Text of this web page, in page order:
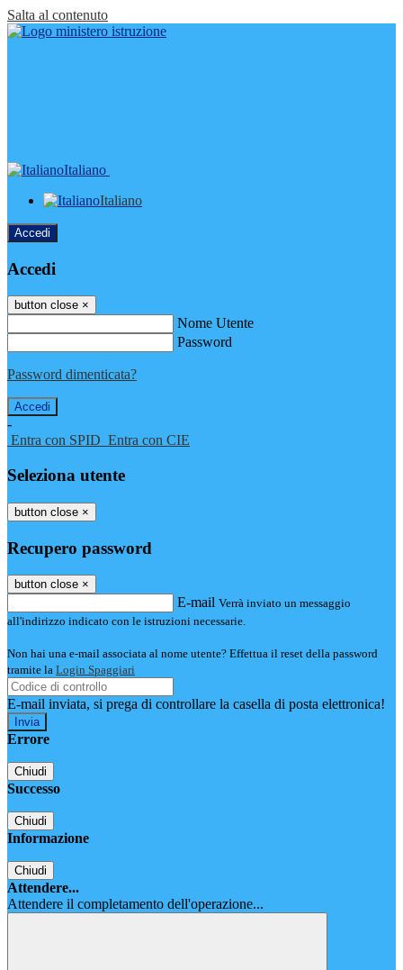
Salta al contenuto
Italiano
Italiano
Accedi
Accedi
button close ×
Nome Utente
Password
Password dimenticata?
-
Entra con SPID Entra con CIE
Seleziona utente
button close ×
Recupero password
button close ×
E-mail Verrà inviato un messaggio
all'indirizzo indicato con le istruzioni necessarie.
Non hai una e-mail associata al nome utente? Effettua il reset della password
tramite la Login Spaggiari
E-mail inviata, si prega di controllare la casella di posta elettronica!
Errore
Chiudi
Successo
Chiudi
Informazione
Chiudi
Attendere...
Attendere il completamento dell'operazione...